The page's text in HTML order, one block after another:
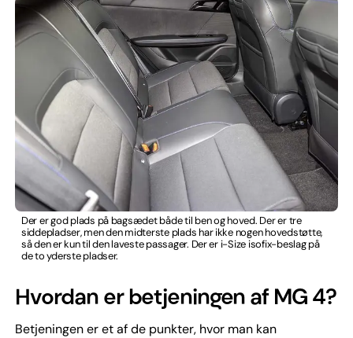
Der er god plads på bagsædet både til ben og hoved. Der er tre
siddepladser, men den midterste plads har ikke nogen hovedstøtte,
så den er kun til den laveste passager. Der er i-Size isofix-beslag på
de to yderste pladser.
Hvordan er betjeningen af MG 4?
Betjeningen er et af de punkter, hvor man kan